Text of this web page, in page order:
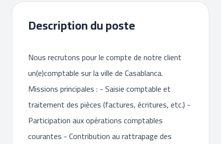
Description du poste
Nous recrutons pour le compte de notre client
un(e)comptable sur la ville de Casablanca.
Missions principales : - Saisie comptable et
traitement des pièces (factures, écritures, etc.) -
Participation aux opérations comptables
courantes - Contribution au rattrapage des